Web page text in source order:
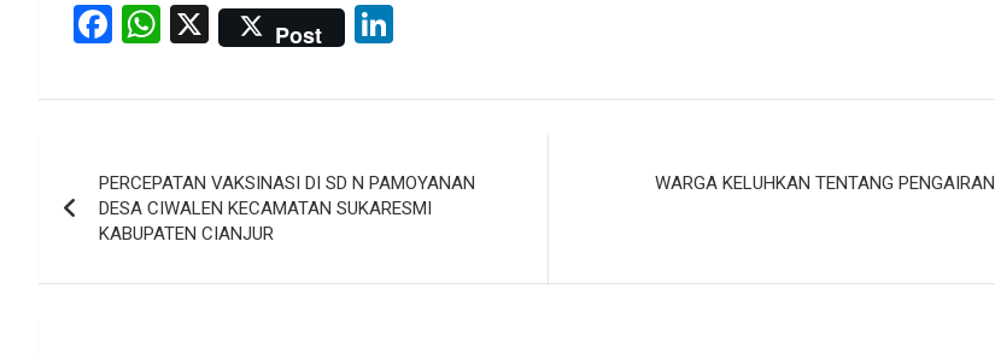
F
ce
o
o
k
W
at
A
p
p
X Post
ke
n
navigation
PERCEPATAN VAKSINASI DI SD N PAMOYANAN
DESA CIWALEN KECAMATAN SUKARESMI
KABUPATEN CIANJUR
WARGA KELUHKAN TENTANG PENGAIRAN